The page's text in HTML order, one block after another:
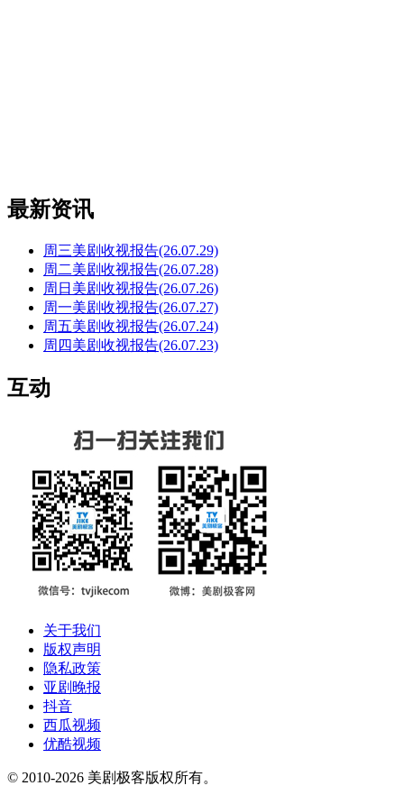
最新资讯
周三美剧收视报告(26.07.29)
周二美剧收视报告(26.07.28)
周日美剧收视报告(26.07.26)
周一美剧收视报告(26.07.27)
周五美剧收视报告(26.07.24)
周四美剧收视报告(26.07.23)
互动
关于我们
版权声明
隐私政策
亚剧晚报
抖音
西瓜视频
优酷视频
© 2010-2026 美剧极客版权所有。